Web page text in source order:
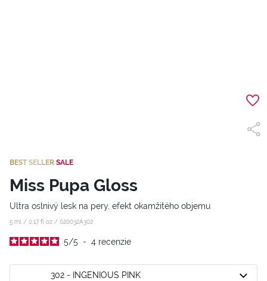
BEST SELLER SALE
Miss Pupa Gloss
Ultra oslnivý lesk na pery, efekt okamžitého objemu
5 ml / 0.17 fl oz / 020032A302
5/5 - 4 recenzie
302 - INGENIOUS PINK